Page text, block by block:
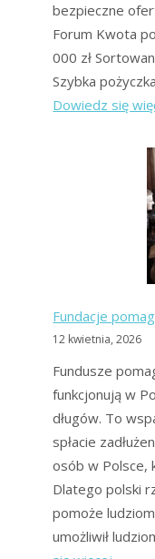
bezpieczne
Forum Kwota
000 zł
Szybka
Dowiedz się
Fundacje
12 kwietnia, 2026
Fundusze
funkcjonują w
długów. To
spłacie
osób w Polsce,
Dlatego polski
pomoże
umożliwił